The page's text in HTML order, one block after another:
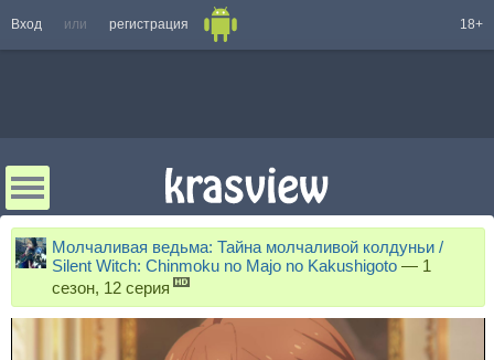
Вход или регистрация 18+
Молчаливая ведьма: Тайна молчаливой колдуньи /
Silent Witch: Chinmoku no Majo no Kakushigoto — 1
сезон, 12 серия